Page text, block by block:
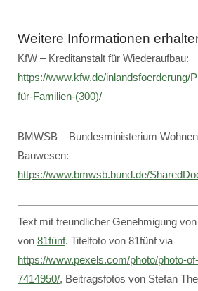
Weitere Informationen
KfW – Kreditanstalt für Wiederaufbau:
https://www.kfw.de/inlandsfoerderung/
für-Familien-(300)/
BMWSB – Bundesministerium
Bauwesen:
https://www.bmwsb.bund.de/
Text mit freundlicher Genehmigung von
von 81fünf. Titelfoto von 81fünf via
https://www.pexels.com/photo/photo-
7414950/, Beitragsfotos von Stefan